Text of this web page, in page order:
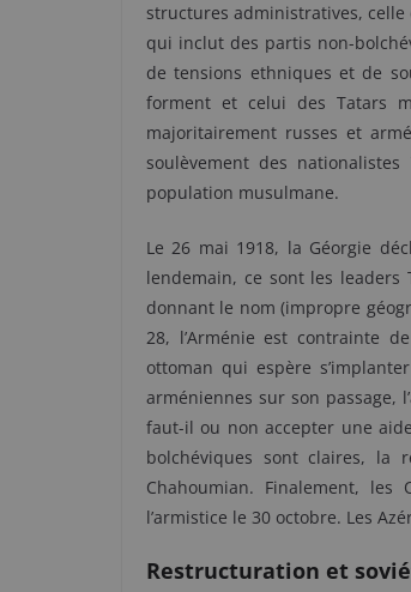
structures administratives, celle
qui inclut des partis non-
de tensions ethniques et de
forment et celui des Tatars
majoritairement russes et
soulèvement des
population musulmane.
Le 26 mai 1918, la Géorgie
lendemain, ce sont les leaders
donnant le nom (impropre
28, l’Arménie est contrainte
ottoman qui espère
arméniennes sur son passage,
faut-il ou non accepter une
bolchéviques sont claires, la
Chahoumian. Finalement, les
l’armistice le 30 octobre. Les
Restructuration et